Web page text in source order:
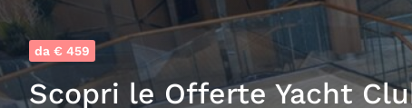
da € 459
Scopri le Offerte Yacht